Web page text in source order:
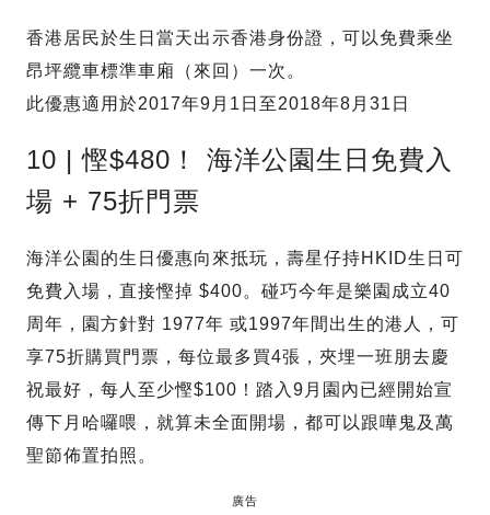
香港居民於生日當天出示香港身份證，可以免費乘坐
昂坪纜車標準車廂（來回）一次。
此優惠適用於2017年9月1日至2018年8月31日
10 | 慳$480！ 海洋公園生日免費入
場 + 75折門票
海洋公園的生日優惠向來抵玩，壽星仔持HKID生日可
免費入場，直接慳掉 $400。碰巧今年是樂園成立40
周年，園方針對 1977年 或1997年間出生的港人，可
享75折購買門票，每位最多買4張，夾埋一班朋去慶
祝最好，每人至少慳$100！踏入9月園內已經開始宣
傳下月哈囉喂，就算未全面開場，都可以跟嘩鬼及萬
聖節佈置拍照。
廣告